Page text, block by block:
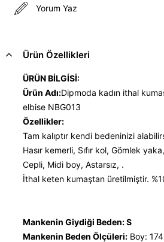
Yorum Yaz
Ürün Özellikleri
ÜRÜN BİLGİSİ:
Ürün Adı:Dipmoda kadın ithal
elbise NBG013
Özellikler:
Tam kalıptır kendi bedeninizi
Hasır kemerli, Sıfır kol, Gömlek
Cepli, Midi boy, Astarsız, .
İthal keten kumaştan üretilmiştir.
Mankenin Giydiği Beden: S
Mankenin Beden Ölçüleri: Boy: